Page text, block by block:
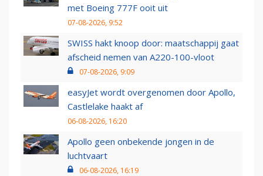
met Boeing 777F ooit uit
07-08-2026, 9:52
SWISS hakt knoop door: maatschappij gaat
afscheid nemen van A220-100-vloot
07-08-2026, 9:09
easyJet wordt overgenomen door Apollo,
Castlelake haakt af
06-08-2026, 16:20
Apollo geen onbekende jongen in de
luchtvaart
06-08-2026, 16:19